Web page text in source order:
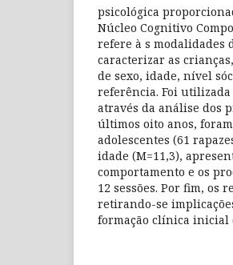
psicológica
Núcleo Cognitivo
refere à s modalidades
caracterizar as
de sexo, idade, nível
referência. Foi
através da análise dos
últimos oito anos,
adolescentes (61
idade (M=11,3),
comportamento e os
12 sessões. Por fim, os
retirando-se
formação clínica inicial